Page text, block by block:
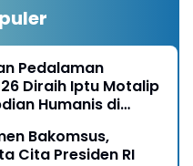
Pedalaman
Diraih Iptu Motalip
Humanis di
Bakomsus,
Cita Presiden RI